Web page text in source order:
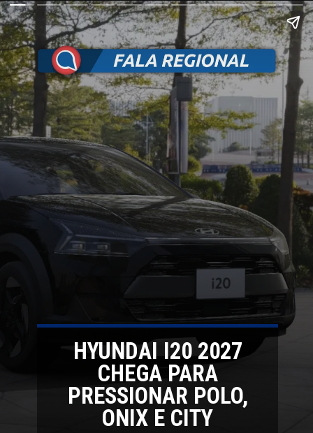
HYUNDAI I20 2027
CHEGA PARA
PRESSIONAR POLO,
ONIX E CITY